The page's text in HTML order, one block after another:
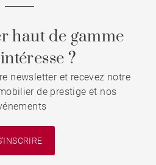
haut de gamme
?
newsletter et recevez notre
de prestige et nos